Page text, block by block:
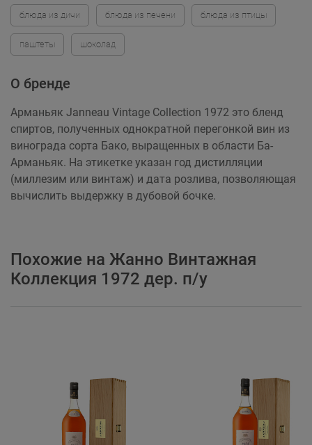
блюда из дичи блюда из печени блюда из птицы
паштеты шоколад
О бренде
Арманьяк Janneau Vintage Collection 1972 это бленд
спиртов, полученных однократной перегонкой вин из
винограда сорта Бако, выращенных в области Ба-
Арманьяк. На этикетке указан год дистилляции
(миллезим или винтаж) и дата розлива, позволяющая
вычислить выдержку в дубовой бочке.
Похожие на Жанно Винтажная
Коллекция 1972 дер. п/у